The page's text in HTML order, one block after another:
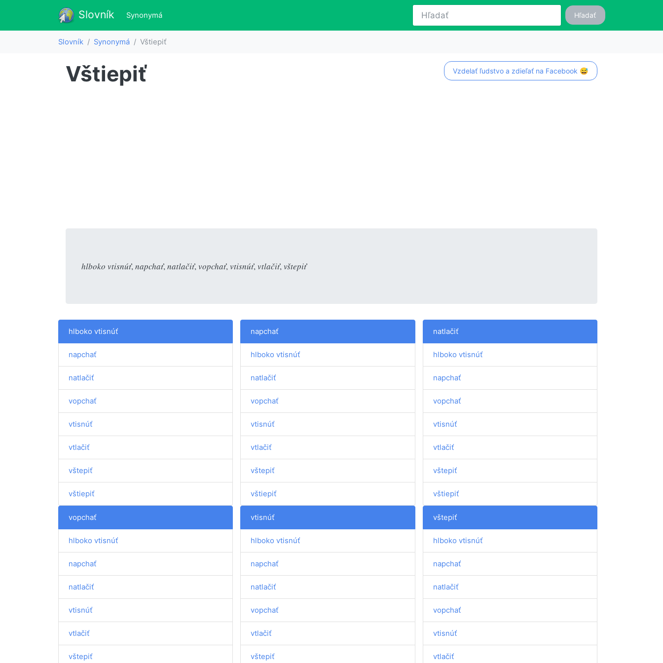
Slovník Slovník
Synonymá(aktualne) Hľadať
Slovník Synonymá Vštiepiť
Vzdelať ľudstvo a zdieľať na Facebook 😅
Vštiepiť
hlboko vtisnúť, napchať, natlačiť, vopchať, vtisnúť, vtlačiť, vštepiť
hlboko vtisnúť
napchať
natlačiť
vopchať
vtisnúť
vtlačiť
vštepiť
vštiepiť
napchať
hlboko vtisnúť
natlačiť
vopchať
vtisnúť
vtlačiť
vštepiť
vštiepiť
natlačiť
hlboko vtisnúť
napchať
vopchať
vtisnúť
vtlačiť
vštepiť
vštiepiť
vopchať
hlboko vtisnúť
napchať
natlačiť
vtisnúť
vtlačiť
vštepiť
vtisnúť
hlboko vtisnúť
napchať
natlačiť
vopchať
vtlačiť
vštepiť
vštepiť
hlboko vtisnúť
napchať
natlačiť
vopchať
vtisnúť
vtlačiť